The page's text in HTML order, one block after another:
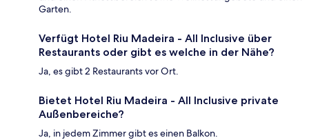
Garten.
Verfügt Hotel Riu Madeira - All Inclusive über
Restaurants oder gibt es welche in der Nähe?
Ja, es gibt 2 Restaurants vor Ort.
Bietet Hotel Riu Madeira - All Inclusive private
Außenbereiche?
Ja, in jedem Zimmer gibt es einen Balkon.